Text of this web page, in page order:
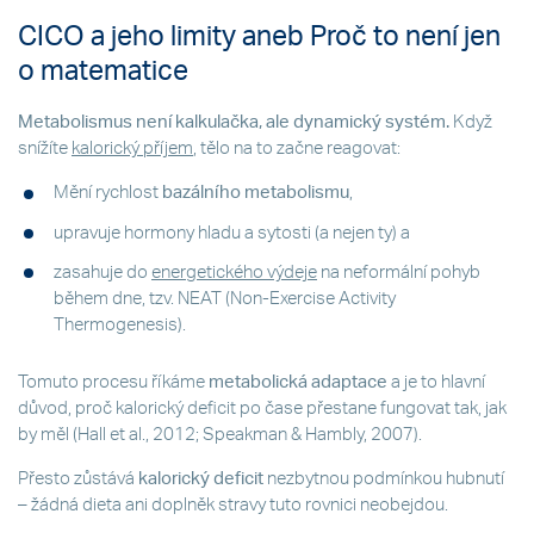
CICO a jeho limity aneb Proč to není jen
o matematice
Metabolismus není kalkulačka, ale dynamický systém. Když
snížíte kalorický příjem, tělo na to začne reagovat:
Mění rychlost bazálního metabolismu,
upravuje hormony hladu a sytosti (a nejen ty) a
zasahuje do energetického výdeje na neformální pohyb
během dne, tzv. NEAT (Non-Exercise Activity
Thermogenesis).
Tomuto procesu říkáme metabolická adaptace a je to hlavní
důvod, proč kalorický deficit po čase přestane fungovat tak, jak
by měl (Hall et al., 2012; Speakman & Hambly, 2007).
Přesto zůstává kalorický deficit nezbytnou podmínkou hubnutí
– žádná dieta ani doplněk stravy tuto rovnici neobejdou.